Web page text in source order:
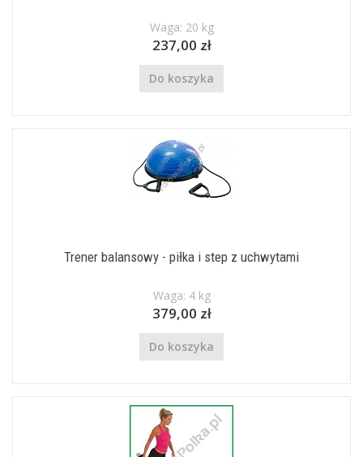
Waga: 20 kg
237,00 zł
Do koszyka
Trener balansowy - piłka i step z uchwytami
Waga: 4 kg
379,00 zł
Do koszyka